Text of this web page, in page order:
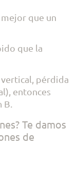
que un
que la
pérdida
entonces
Te damos
de